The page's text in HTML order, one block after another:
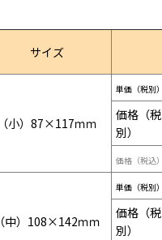
サイズ
（小）87×117ｍｍ
単価（税別）
価格（税
別）
価格（税込）
（中）108×142ｍｍ
単価（税別）
価格（税
別）